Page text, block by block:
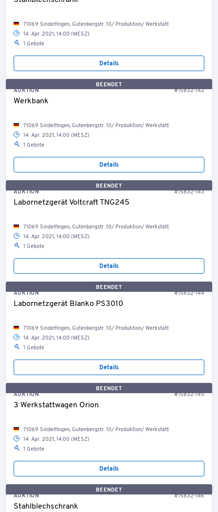
71069 Sindelfingen, Gutenbergstr. 10/ Produktion/ Werkstatt
14. Apr. 2021, 14:00 (MESZ)
1 Gebote
Details
BEENDET
AUKTION
#15832-142
Werkbank
71069 Sindelfingen, Gutenbergstr. 10/ Produktion/ Werkstatt
14. Apr. 2021, 14:00 (MESZ)
1 Gebote
Details
BEENDET
AUKTION
#15832-143
Labornetzgerät Voltcraft TNG245
71069 Sindelfingen, Gutenbergstr. 10/ Produktion/ Werkstatt
14. Apr. 2021, 14:00 (MESZ)
1 Gebote
Details
BEENDET
AUKTION
#15832-144
Labornetzgerät Blanko PS3010
71069 Sindelfingen, Gutenbergstr. 10/ Produktion/ Werkstatt
14. Apr. 2021, 14:00 (MESZ)
1 Gebote
Details
BEENDET
AUKTION
#15832-145
3 Werkstattwagen Orion
71069 Sindelfingen, Gutenbergstr. 10/ Produktion/ Werkstatt
14. Apr. 2021, 14:00 (MESZ)
1 Gebote
Details
BEENDET
AUKTION
#15832-146
Stahlblechschrank